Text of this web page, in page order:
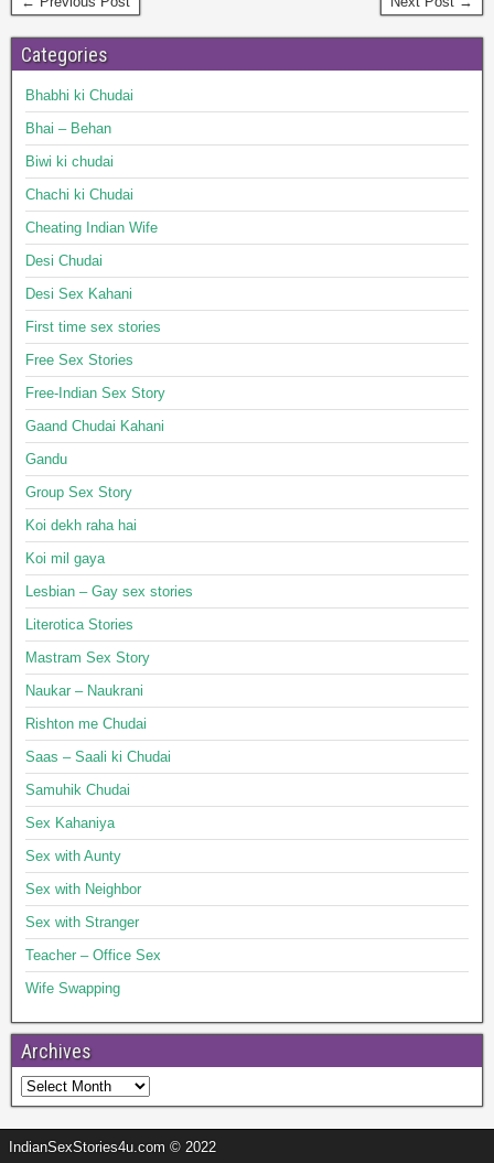
Categories
Bhabhi ki Chudai
Bhai – Behan
Biwi ki chudai
Chachi ki Chudai
Cheating Indian Wife
Desi Chudai
Desi Sex Kahani
First time sex stories
Free Sex Stories
Free-Indian Sex Story
Gaand Chudai Kahani
Gandu
Group Sex Story
Koi dekh raha hai
Koi mil gaya
Lesbian – Gay sex stories
Literotica Stories
Mastram Sex Story
Naukar – Naukrani
Rishton me Chudai
Saas – Saali ki Chudai
Samuhik Chudai
Sex Kahaniya
Sex with Aunty
Sex with Neighbor
Sex with Stranger
Teacher – Office Sex
Wife Swapping
Archives
IndianSexStories4u.com © 2022